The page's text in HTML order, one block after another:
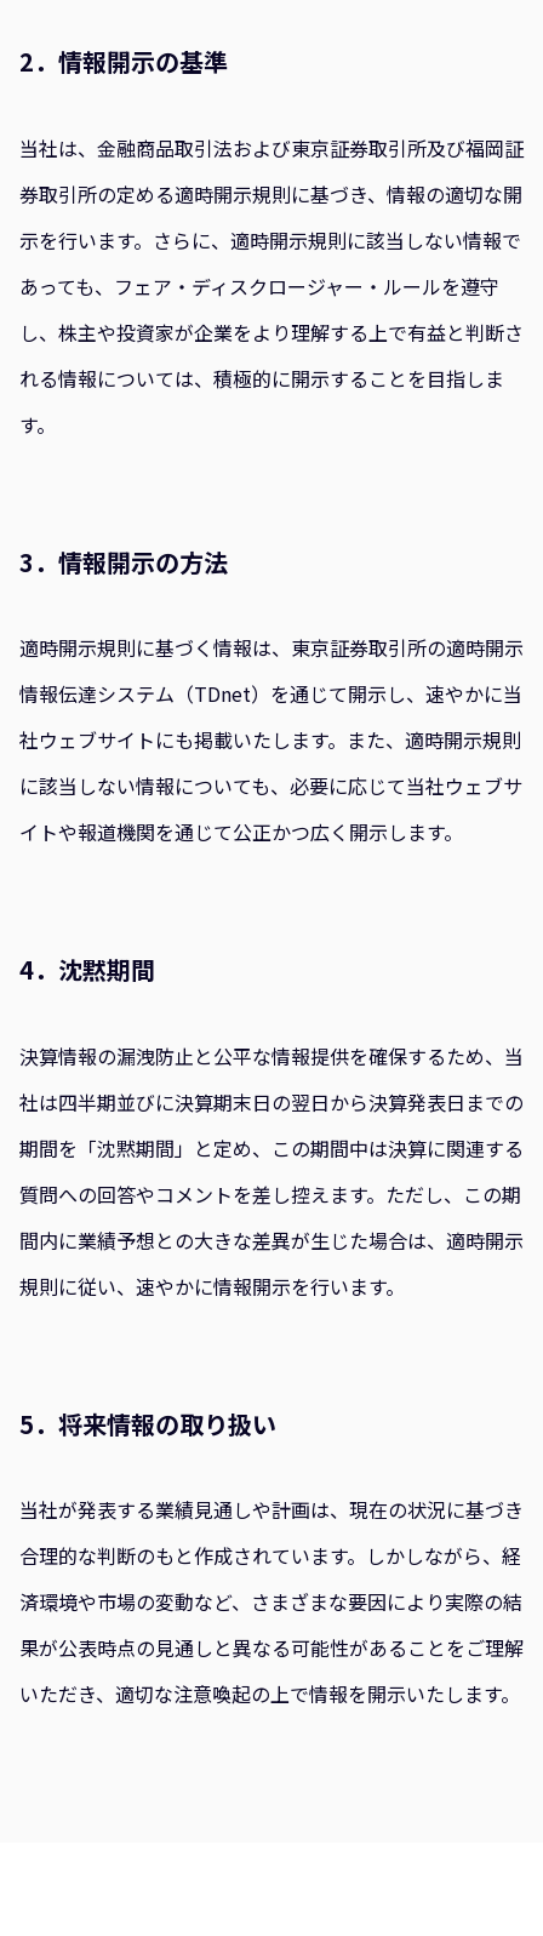
2．情報開示の基準
当社は、金融商品取引法および東京証券取引所及び福岡証
券取引所の定める適時開示規則に基づき、情報の適切な開
示を行います。さらに、適時開示規則に該当しない情報で
あっても、フェア・ディスクロージャー・ルールを遵守
し、株主や投資家が企業をより理解する上で有益と判断さ
れる情報については、積極的に開示することを目指しま
す。
3．情報開示の方法
適時開示規則に基づく情報は、東京証券取引所の適時開示
情報伝達システム（TDnet）を通じて開示し、速やかに当
社ウェブサイトにも掲載いたします。また、適時開示規則
に該当しない情報についても、必要に応じて当社ウェブサ
イトや報道機関を通じて公正かつ広く開示します。
4．沈黙期間
決算情報の漏洩防止と公平な情報提供を確保するため、当
社は四半期並びに決算期末日の翌日から決算発表日までの
期間を「沈黙期間」と定め、この期間中は決算に関連する
質問への回答やコメントを差し控えます。ただし、この期
間内に業績予想との大きな差異が生じた場合は、適時開示
規則に従い、速やかに情報開示を行います。
5．将来情報の取り扱い
当社が発表する業績見通しや計画は、現在の状況に基づき
合理的な判断のもと作成されています。しかしながら、経
済環境や市場の変動など、さまざまな要因により実際の結
果が公表時点の見通しと異なる可能性があることをご理解
いただき、適切な注意喚起の上で情報を開示いたします。